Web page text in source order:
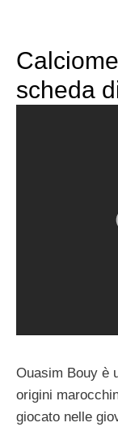
scheda
Ouasim Bouy è
origini
giocato nelle